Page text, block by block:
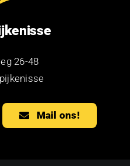
26-48
Mail ons!